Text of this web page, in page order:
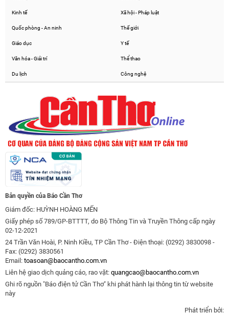
Kinh tế Xã hội - Pháp luật
Quốc phòng - An ninh Thế giới
Giáo dục Y tế
Văn hóa - Giải trí Thể thao
Du lịch Công nghệ
Bản quyền của Báo Cần Thơ
Giám đốc: HUỲNH HOÀNG MẾN
Giấy phép số 789/GP-BTTTT, do Bộ Thông Tin và Truyền Thông cấp ngày
02-12-2021
24 Trần Văn Hoài, P. Ninh Kiều, TP Cần Thơ - Điện thoại: (0292) 3830098 -
Fax: (0292) 3830561
Email: toasoan@baocantho.com.vn
Liên hệ giao dịch quảng cáo, rao vặt: quangcao@baocantho.com.vn
Ghi rõ nguồn "Báo điện tử Cần Thơ" khi phát hành lại thông tin từ website
này
Phát triển bởi: